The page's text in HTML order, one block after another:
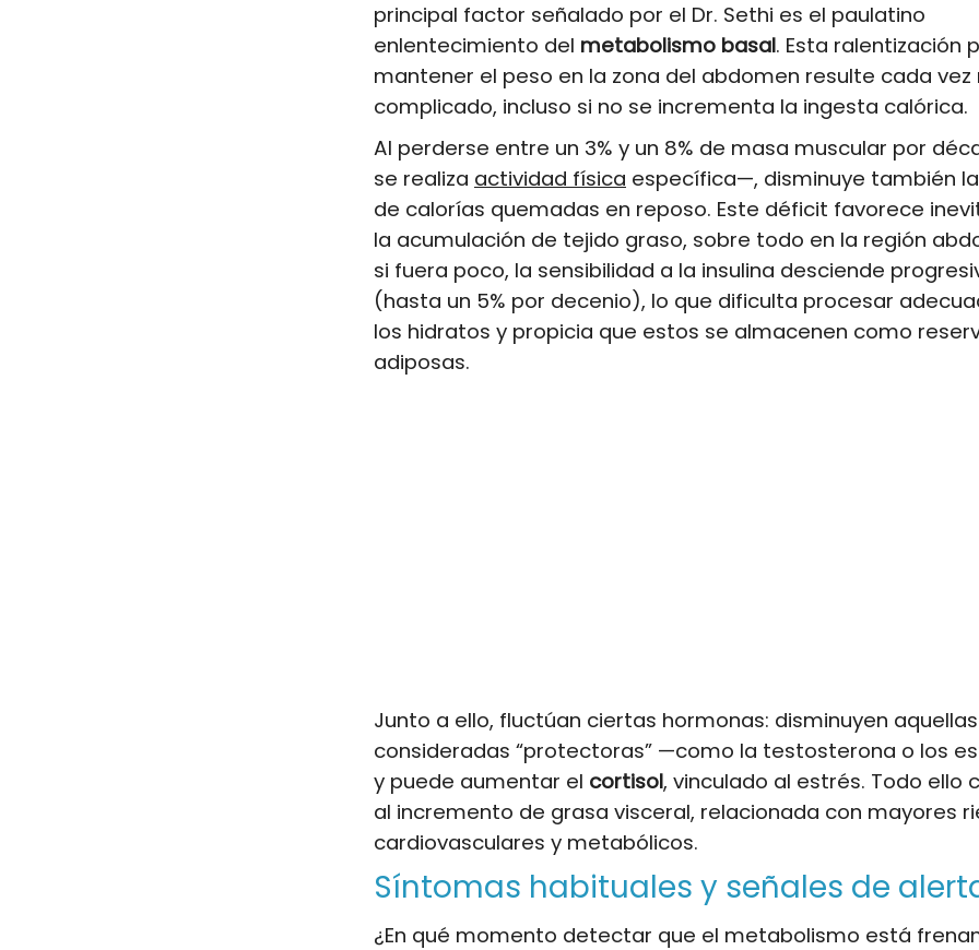
principal factor señalado por el Dr. Sethi es el paulatino
enlentecimiento del metabolismo basal. Esta ralentización
mantener el peso en la zona del abdomen resulte cada vez
complicado, incluso si no se incrementa la ingesta calórica.
Al perderse entre un 3% y un 8% de masa muscular por
se realiza actividad física específica—, disminuye también
de calorías quemadas en reposo. Este déficit favorece
la acumulación de tejido graso, sobre todo en la región
si fuera poco, la sensibilidad a la insulina desciende
(hasta un 5% por decenio), lo que dificulta procesar
los hidratos y propicia que estos se almacenen como
adiposas.
Junto a ello, fluctúan ciertas hormonas: disminuyen aquellas
consideradas “protectoras” —como la testosterona o los
y puede aumentar el cortisol, vinculado al estrés. Todo ello
al incremento de grasa visceral, relacionada con mayores
cardiovasculares y metabólicos.
Síntomas habituales y señales de
¿En qué momento detectar que el metabolismo está